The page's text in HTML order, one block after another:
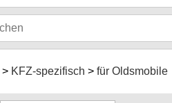
KFZ-spezifisch für Oldsmobile